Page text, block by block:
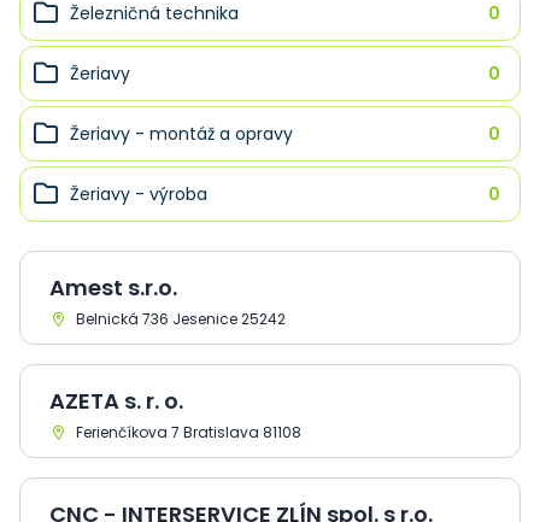
Železničná technika 0
Žeriavy 0
Žeriavy - montáž a opravy 0
Žeriavy - výroba 0
Amest s.r.o.
Belnická 736 Jesenice 25242
AZETA s. r. o.
Ferienčíkova 7 Bratislava 81108
CNC - INTERSERVICE ZLÍN spol. s r.o.